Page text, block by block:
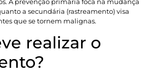
a secundária (rastreamento) visa
que se tornem malignas.
realizar o